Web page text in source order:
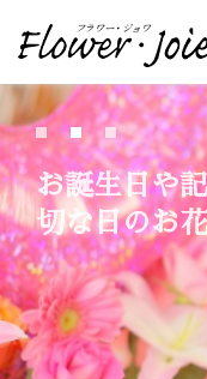
お誕生日や
切な日のお